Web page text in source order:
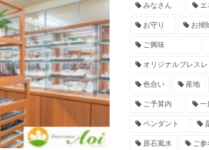
みなさん エ
お守り お掃
ご興味
オリジナルブレスレ
色合い 産地
ご予算内 一
ペンダント
原石風水 ご